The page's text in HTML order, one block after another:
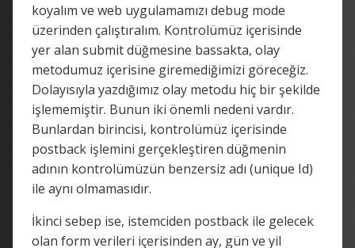
koyalım ve web uygulamamızı debug mode
üzerinden çalıştıralım. Kontrolümüz içerisinde
yer alan submit düğmesine bassakta, olay
metodumuz içerisine giremediğimizi göreceğiz.
Dolayısıyla yazdığımız olay metodu hiç bir şekilde
işlememiştir. Bunun iki önemli nedeni vardır.
Bunlardan birincisi, kontrolümüz içerisinde
postback işlemini gerçekleştiren düğmenin
adının kontrolümüzün benzersiz adı (unique Id)
ile aynı olmamasıdır.
İkinci sebep ise, istemciden postback ile gelecek
olan form verileri içerisinden ay, gün ve yil